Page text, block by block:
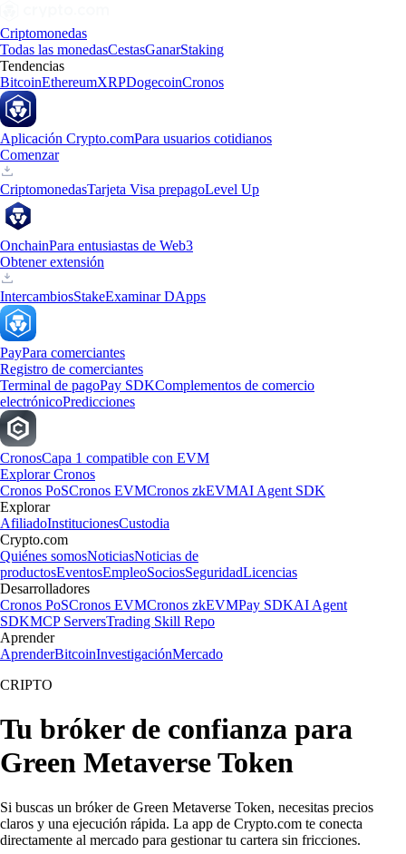
Criptomonedas
Todas las monedasCestasGanarStaking
Tendencias
BitcoinEthereumXRPDogecoinCronos
Aplicación Crypto.comPara usuarios cotidianos
Comenzar
CriptomonedasTarjeta Visa prepagoLevel Up
OnchainPara entusiastas de Web3
Obtener extensión
IntercambiosStakeExaminar DApps
PayPara comerciantes
Registro de comerciantes
Terminal de pagoPay SDKComplementos de comercio
electrónicoPredicciones
CronosCapa 1 compatible con EVM
Explorar Cronos
Cronos PoSCronos EVMCronos zkEVMAI Agent SDK
Explorar
AfiliadoInstitucionesCustodia
Crypto.com
Quiénes somosNoticiasNoticias de
productosEventosEmpleoSociosSeguridadLicencias
Desarrolladores
Cronos PoSCronos EVMCronos zkEVMPay SDKAI Agent
SDKMCP ServersTrading Skill Repo
Aprender
AprenderBitcoinInvestigaciónMercado
CRIPTO
Tu bróker de confianza para
Green Metaverse Token
Si buscas un bróker de Green Metaverse Token, necesitas precios
claros y una ejecución rápida. La app de Crypto.com te conecta
directamente al mercado para gestionar tu cartera sin fricciones.